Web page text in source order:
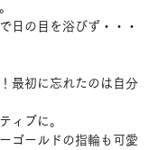
日の目を浴びず・・・
最初に忘れたのは自分
ィブに。
ゴールドの指輪も可愛